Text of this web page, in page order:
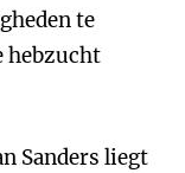
te
hebzucht
Sanders liegt